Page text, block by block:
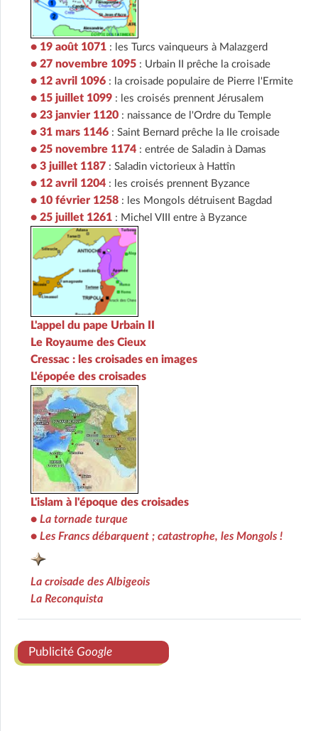
• 19 août 1071 : les Turcs vainqueurs à Malazgerd
• 27 novembre 1095 : Urbain II prêche la croisade
• 12 avril 1096 : la croisade populaire de Pierre l'Ermite
• 15 juillet 1099 : les croisés prennent Jérusalem
• 23 janvier 1120 : naissance de l'Ordre du Temple
• 31 mars 1146 : Saint Bernard prêche la IIe croisade
• 25 novembre 1174 : entrée de Saladin à Damas
• 3 juillet 1187 : Saladin victorieux à Hattîn
• 12 avril 1204 : les croisés prennent Byzance
• 10 février 1258 : les Mongols détruisent Bagdad
• 25 juillet 1261 : Michel VIII entre à Byzance
L'appel du pape Urbain II
Le Royaume des Cieux
Cressac : les croisades en images
L'épopée des croisades
L'islam à l'époque des croisades
• La tornade turque
• Les Francs débarquent ; catastrophe, les Mongols !
La croisade des Albigeois
La Reconquista
Publicité Google